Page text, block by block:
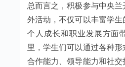
总而言之，积极参与中央
外活动，不仅可以丰富学
个人成长和职业发展方面
里，学生们可以通过各种
合作能力、领导能力和社